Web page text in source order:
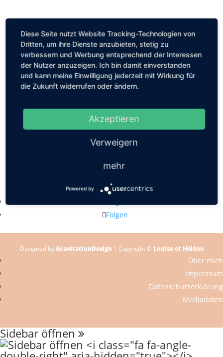
mail@louiseethelene.de
Folgen
Designed byGravitationDesign | Copyright © Louise et Hélène
Über mich
Impressum
Datenschutzerklärung
Mediadaten
Sidebar öffnen
Diese Seite nutzt Website Tracking-Technologien von
Dritten, um ihre Dienste anzubieten, stetig zu
verbessern und Werbung entsprechend der Interessen
der Nutzer anzuzeigen. Ich bin damit einverstanden
und kann meine Einwilligung jederzeit mit Wirkung für
die Zukunft widerrufen oder ändern.
Akzeptieren
Verweigern
mehr
Powered by